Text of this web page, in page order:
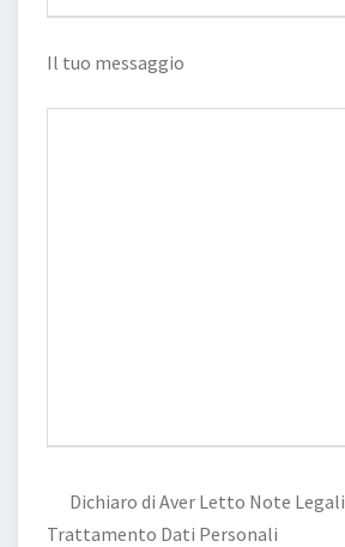
Il tuo messaggio
Dichiaro di Aver Letto Note Legali
Trattamento Dati Personali